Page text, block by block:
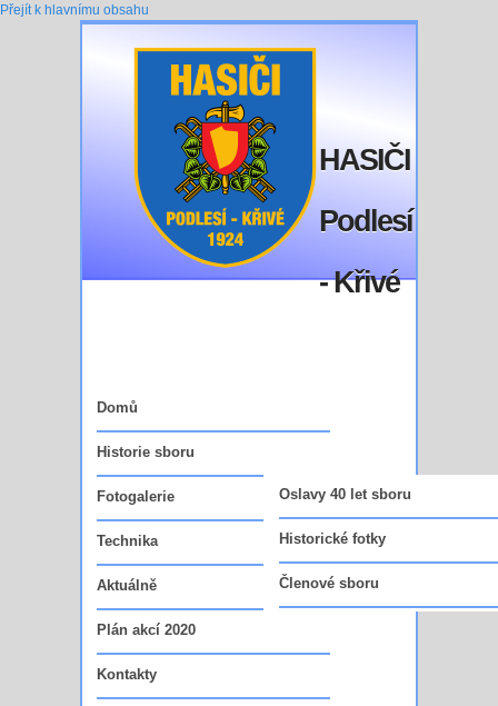
Přejít k hlavnímu obsahu
HASIČI
Podlesí
- Křivé
Domů
Historie sboru
Oslavy 40 let sboru
Vedoucí funkcionáři sboru
Fotogalerie
Historické fotky
Členové sboru
Technika
Aktuálně
Plán akcí 2020
Kontakty